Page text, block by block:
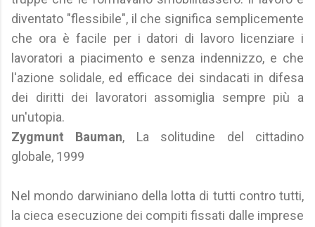
diventato "flessibile", il che significa semplicemente
che ora è facile per i datori di lavoro licenziare i
lavoratori a piacimento e senza indennizzo, e che
l'azione solidale, ed efficace dei sindacati in difesa
dei diritti dei lavoratori assomiglia sempre più a
un'utopia.
Zygmunt Bauman, La solitudine del cittadino
globale, 1999
Nel mondo darwiniano della lotta di tutti contro tutti,
la cieca esecuzione dei compiti fissati dalle imprese